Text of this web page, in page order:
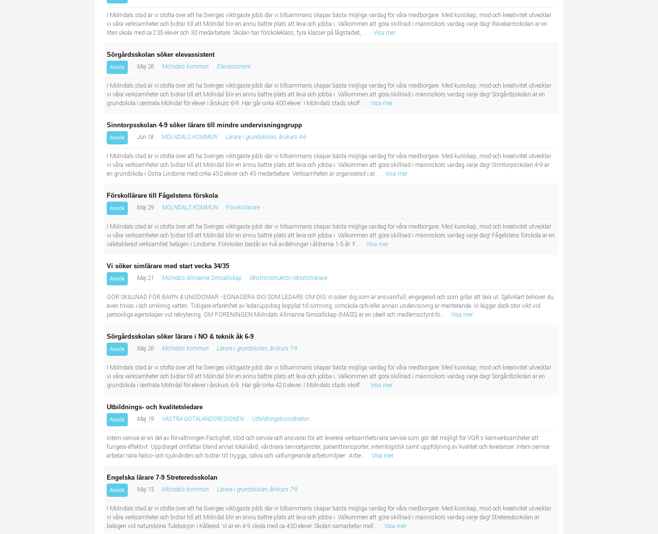
Sanering och renhållning
Informatör/Kommunikatör
Sjuksköterska, grundutbildad
Undersköterska, vård- o specialavd. o mottagning
I Mölndals stad är vi stolta över att ha Sveriges viktigaste jobb där vi tillsammans skapar bästa möjliga vardag för våra medborgare. Med kunskap, mod och kreativitet utvecklar
vi våra verksamheter och bidrar till att Mölndal blir en ännu bättre plats att leva och jobba i. Välkommen att göra skillnad i människors vardag varje dag! Rävekärrsskolan är en
liten skola med ca 235 elever och 30 medarbetare. Skolan har förskoleklass, fyra klasser på lågstadiet, ...
Visa mer
Sörgårdsskolan söker elevassistent
Ansök Maj 26 Mölndals kommun Elevassistent
I Mölndals stad är vi stolta över att ha Sveriges viktigaste jobb där vi tillsammans skapar bästa möjliga vardag för våra medborgare. Med kunskap, mod och kreativitet utvecklar
vi våra verksamheter och bidrar till att Mölndal blir en ännu bättre plats att leva och jobba i. Välkommen att göra skillnad i människors vardag varje dag! Sörgårdsskolan är en
grundskola i centrala Mölndal för elever i årskurs 6-9. Här går cirka 400 elever. I Mölndals stads skolf...
Visa mer
Sinntorpsskolan 4-9 söker lärare till mindre undervisningsgrupp
Ansök Jun 18 MÖLNDALS KOMMUN Lärare i grundskolan, årskurs 4-6
I Mölndals stad är vi stolta över att ha Sveriges viktigaste jobb där vi tillsammans skapar bästa möjliga vardag för våra medborgare. Med kunskap, mod och kreativitet utvecklar
vi våra verksamheter och bidrar till att Mölndal blir en ännu bättre plats att leva och jobba i. Välkommen att göra skillnad i människors vardag varje dag! Sinntorpsskolan 4-9 är
en grundskola i Östra Lindome med cirka 450 elever och 45 medarbetare. Verksamheten är organiserad i ar...
Visa mer
Förskollärare till Fågelstens förskola
Ansök Maj 29 MÖLNDALS KOMMUN Förskollärare
I Mölndals stad är vi stolta över att ha Sveriges viktigaste jobb där vi tillsammans skapar bästa möjliga vardag för våra medborgare. Med kunskap, mod och kreativitet utvecklar
vi våra verksamheter och bidrar till att Mölndal blir en ännu bättre plats att leva och jobba i. Välkommen att göra skillnad i människors vardag varje dag! Fågelstens förskola är en
väletablerad verksamhet belägen i Lindome. Förskolan består av två avdelningar i åldrarna 1-5 år. F...
Visa mer
Vi söker simlärare med start vecka 34/35
Ansök Maj 21 Mölndals Allmänna Simsällskap Idrottsinstruktör/Idrottstränare
GÖR SKILLNAD FÖR BARN & UNGDOMAR - EGNAGERA DIG SOM LEDARE OM DIG Vi söker dig som är ansvarsfull, engagerad och som gillar att lära ut. Självklart behöver du
även trivas i och omkring vatten. Tidigare erfarenhet av ledaruppdrag kopplat till simning, simskola och/eller annan undervisning är meriterande. Vi lägger dock stor vikt vid
personliga egenskaper vid rekrytering. OM FÖRENINGEN Mölndals Allmänna Simsällskap (MASS) är en ideell och medlemsstyrd fö...
Visa mer
Sörgårdsskolan söker lärare i NO & teknik åk 6-9
Ansök Maj 26 Mölndals kommun Lärare i grundskolan, årskurs 7-9
I Mölndals stad är vi stolta över att ha Sveriges viktigaste jobb där vi tillsammans skapar bästa möjliga vardag för våra medborgare. Med kunskap, mod och kreativitet utvecklar
vi våra verksamheter och bidrar till att Mölndal blir en ännu bättre plats att leva och jobba i. Välkommen att göra skillnad i människors vardag varje dag! Sörgårdsskolan är en
grundskola i centrala Mölndal för elever i årskurs 6-9. Här går cirka 420 elever. I Mölndals stads skolf...
Visa mer
Utbildnings- och kvalitetsledare
Ansök Maj 19 VÄSTRA GÖTALANDSREGIONEN Utbildningskoordinator
Intern service är en del av förvaltningen Fastighet, stöd och service och ansvarar för att leverera verksamhetsnära service som gör det möjligt för VGR:s kärnverksamheter att
fungera effektivt. Uppdraget omfattar bland annat lokalvård, vårdnära servicetjänster, patienttransporter, internlogistik samt uppföljning av kvalitet och leveranser. Intern service
arbetar nära hälso- och sjukvården och bidrar till trygga, säkra och välfungerande arbetsmiljöer. Arbe...
Visa mer
Engelska lärare 7-9 Streteredsskolan
Ansök Maj 13 Mölndals kommun Lärare i grundskolan, årskurs 7-9
I Mölndals stad är vi stolta över att ha Sveriges viktigaste jobb där vi tillsammans skapar bästa möjliga vardag för våra medborgare. Med kunskap, mod och kreativitet utvecklar
vi våra verksamheter och bidrar till att Mölndal blir en ännu bättre plats att leva och jobba i. Välkommen att göra skillnad i människors vardag varje dag! Streteredsskolan är
belägen vid natursköna Tulebosjön i Kållered. Vi är en 4-9 skola med ca 430 elever. Skolan samarbetar mell...
Visa mer